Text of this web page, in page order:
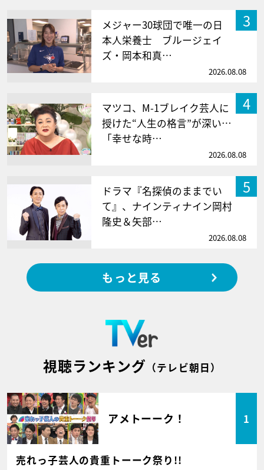
3
メジャー30球団で唯一の日
本人栄養士 ブルージェイ
ズ・岡本和真…
2026.08.08
4
マツコ、M-1ブレイク芸人に
授けた“人生の格言”が深い…
「幸せな時…
2026.08.08
5
ドラマ『名探偵のままでい
て』、ナインティナイン岡村
隆史＆矢部…
2026.08.08
もっと見る
視聴ランキング （テレビ朝日）
アメトーーク！ 1
売れっ子芸人の貴重トーーク祭り!!